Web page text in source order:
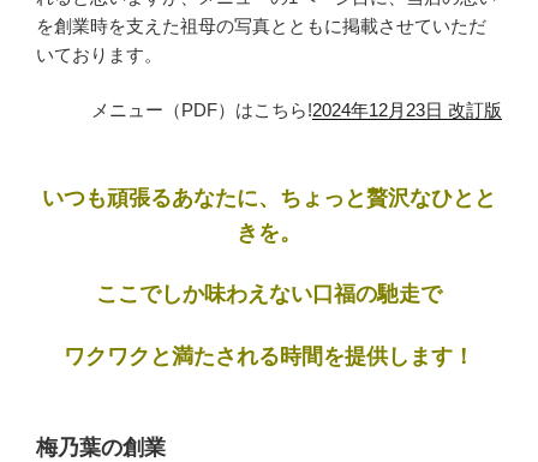
を創業時を支えた祖母の写真とともに掲載させていただ
いております。
メニュー（PDF）はこちら!2024年12月23日 改訂版
いつも頑張るあなたに、ちょっと贅沢なひとと
きを。
ここでしか味わえない口福の馳走で
ワクワクと満たされる時間を提供します！
梅乃葉の創業